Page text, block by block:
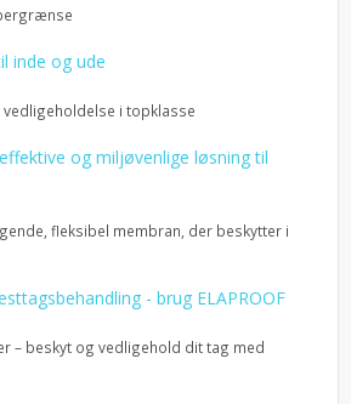
inde og ude
i topklasse
og miljøvenlige løsning til
fleksibel membran, der beskytter i
- brug ELAPROOF
– beskyt og vedligehold dit tag med